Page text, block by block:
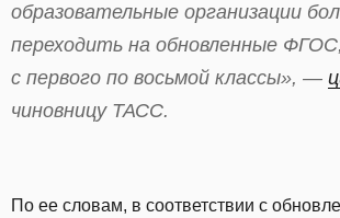
образовательные организации
переходить на обновленные
с первого по восьмой классы», —
чиновницу ТАСС.
По ее словам, в соответствии с